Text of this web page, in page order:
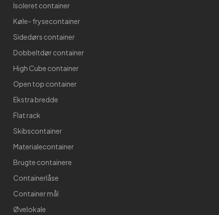
Isoleret container
Køle- frysecontainer
Sidedørs container
Dobbeltdør container
High Cube container
Open top container
Ekstra bredde
Flat rack
Skibscontainer
Materialecontainer
Brugte containere
Containerlåse
Container mål
Øvelokale